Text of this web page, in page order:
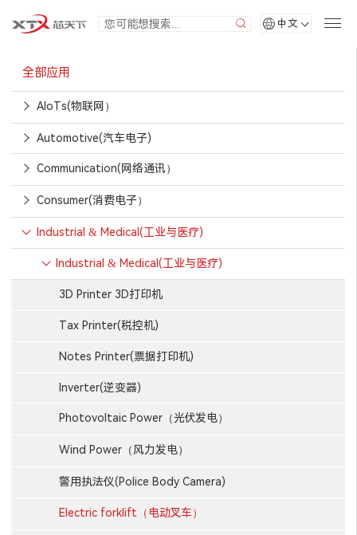
中文
全部应用
AIoTs(物联网）
Automotive(汽车电子)
Communication(网络通讯）
Consumer(消费电子）
Industrial & Medical(工业与医疗)
Industrial & Medical(工业与医疗)
3D Printer 3D打印机
Tax Printer(税控机)
Notes Printer(票据打印机)
Inverter(逆变器)
Photovoltaic Power（光伏发电）
Wind Power（风力发电）
警用执法仪(Police Body Camera)
Electric forklift（电动叉车）